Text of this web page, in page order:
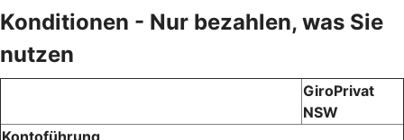
Konditionen - Nur bezahlen, was Sie
nutzen
GiroPrivat
NSW
Kontoführung